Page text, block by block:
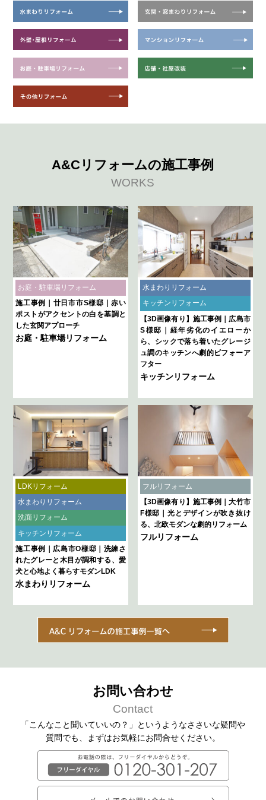
A&Cリフォームの施工事例
WORKS
お庭・駐車場リフォーム
施工事例｜廿日市市S様邸｜赤い
ポストがアクセントの白を基調と
した玄関アプローチ
お庭・駐車場リフォーム
水まわりリフォーム
キッチンリフォーム
【3D画像有り】施工事例｜広島市
S様邸｜経年劣化のイエローか
ら、シックで落ち着いたグレージ
ュ調のキッチンへ劇的ビフォーア
フター
キッチンリフォーム
LDKリフォーム
水まわりリフォーム
洗面リフォーム
キッチンリフォーム
施工事例｜広島市O様邸｜洗練さ
れたグレーと木目が調和する、愛
犬と心地よく暮らすモダンLDK
水まわりリフォーム
フルリフォーム
【3D画像有り】施工事例｜大竹市
F様邸｜光とデザインが吹き抜け
る、北欧モダンな劇的リフォーム
フルリフォーム
お問い合わせ
Contact
「こんなこと聞いていいの？」というようなささいな疑問や
質問でも、
まずはお気軽にお問合せください。